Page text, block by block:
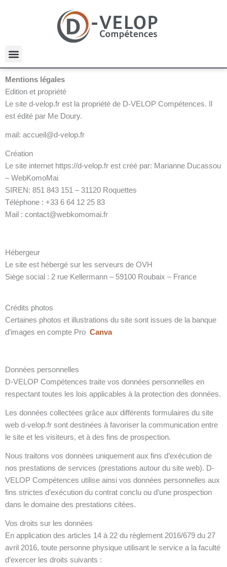
Mentions légales
Edition et propriété
Le site d-velop.fr est la propriété de D-VELOP Compétences. Il
est édité par Me Doury.
mail: accueil@d-velop.fr
Création
Le site internet https://d-velop.fr est créé par: Marianne Ducassou
– WebKomoMai
SIREN: 851 843 151 – 31120 Roquettes
Téléphone : +33 6 64 12 25 83
Mail : contact@webkomomai.fr
Hébergeur
Le site est hébergé sur les serveurs de OVH
Siège social : 2 rue Kellermann – 59100 Roubaix – France
Crédits photos
Certaines photos et illustrations du site sont issues de la banque
d’images en compte Pro Canva
Données personnelles
D-VELOP Compétences traite vos données personnelles en
respectant toutes les lois applicables à la protection des données.
Les données collectées grâce aux différents formulaires du site
web d-velop.fr sont destinées à favoriser la communication entre
le site et les visiteurs, et à des fins de prospection.
Nous traitons vos données uniquement aux fins d’exécution de
nos prestations de services (prestations autour du site web). D-
VELOP Compétences utilise ainsi vos données personnelles aux
fins strictes d’exécution du contrat conclu ou d’une prospection
dans le domaine des prestations citées.
Vos droits sur les données
En application des articles 14 à 22 du règlement 2016/679 du 27
avril 2016, toute personne physique utilisant le service a la faculté
d’exercer les droits suivants :